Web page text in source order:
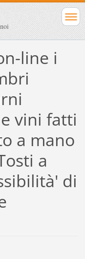
line i
vini fatti
a mano
a
di